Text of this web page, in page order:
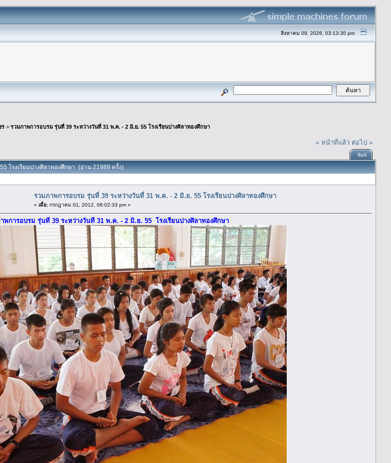
สิงหาคม 09, 2026, 03:13:30 pm
ร > รวมภาพการอบรม รุ่นที่ 39 ระหว่างวันที่ 31 พ.ค. - 2 มิ.ย. 55 โรงเรียนปางศิลาทองศึกษา
« หน้าที่แล้ว ต่อไป »
พิมพ์
โรงเรียนปางศิลาทองศึกษา (อ่าน 21989 ครั้ง)
รวมภาพการอบรม รุ่นที่ 39 ระหว่างวันที่ 31 พ.ค. - 2 มิ.ย. 55 โรงเรียนปางศิลาทองศึกษา
« เมื่อ: กรกฎาคม 01, 2012, 08:02:33 pm »
พการอบรม รุ่นที่ 39 ระหว่างวันที่ 31 พ.ค. - 2 มิ.ย. 55 โรงเรียนปางศิลาทองศึกษา